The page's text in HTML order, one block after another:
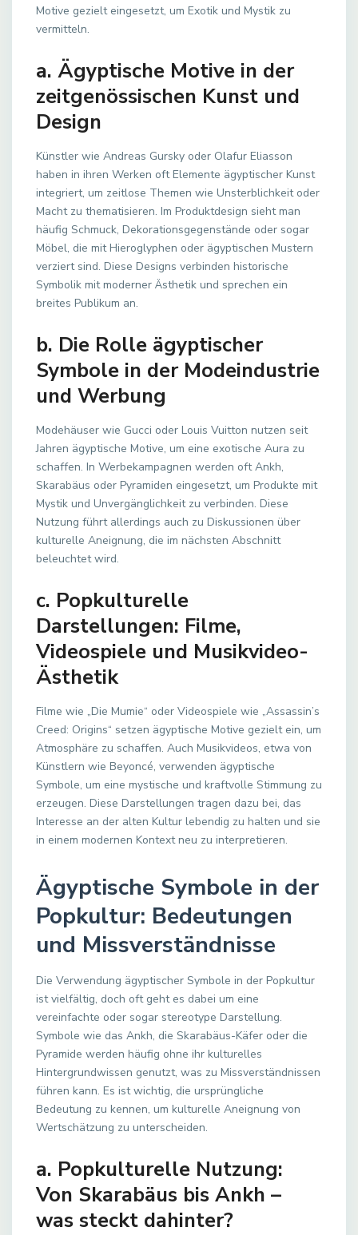
Motive gezielt eingesetzt, um Exotik und Mystik zu
vermitteln.
a. Ägyptische Motive in der
zeitgenössischen Kunst und
Design
Künstler wie Andreas Gursky oder Olafur Eliasson
haben in ihren Werken oft Elemente ägyptischer Kunst
integriert, um zeitlose Themen wie Unsterblichkeit oder
Macht zu thematisieren. Im Produktdesign sieht man
häufig Schmuck, Dekorationsgegenstände oder sogar
Möbel, die mit Hieroglyphen oder ägyptischen Mustern
verziert sind. Diese Designs verbinden historische
Symbolik mit moderner Ästhetik und sprechen ein
breites Publikum an.
b. Die Rolle ägyptischer
Symbole in der Modeindustrie
und Werbung
Modehäuser wie Gucci oder Louis Vuitton nutzen seit
Jahren ägyptische Motive, um eine exotische Aura zu
schaffen. In Werbekampagnen werden oft Ankh,
Skarabäus oder Pyramiden eingesetzt, um Produkte mit
Mystik und Unvergänglichkeit zu verbinden. Diese
Nutzung führt allerdings auch zu Diskussionen über
kulturelle Aneignung, die im nächsten Abschnitt
beleuchtet wird.
c. Popkulturelle
Darstellungen: Filme,
Videospiele und Musikvideo-
Ästhetik
Filme wie „Die Mumie“ oder Videospiele wie „Assassin’s
Creed: Origins“ setzen ägyptische Motive gezielt ein, um
Atmosphäre zu schaffen. Auch Musikvideos, etwa von
Künstlern wie Beyoncé, verwenden ägyptische
Symbole, um eine mystische und kraftvolle Stimmung zu
erzeugen. Diese Darstellungen tragen dazu bei, das
Interesse an der alten Kultur lebendig zu halten und sie
in einem modernen Kontext neu zu interpretieren.
Ägyptische Symbole in der
Popkultur: Bedeutungen
und Missverständnisse
Die Verwendung ägyptischer Symbole in der Popkultur
ist vielfältig, doch oft geht es dabei um eine
vereinfachte oder sogar stereotype Darstellung.
Symbole wie das Ankh, die Skarabäus-Käfer oder die
Pyramide werden häufig ohne ihr kulturelles
Hintergrundwissen genutzt, was zu Missverständnissen
führen kann. Es ist wichtig, die ursprüngliche
Bedeutung zu kennen, um kulturelle Aneignung von
Wertschätzung zu unterscheiden.
a. Popkulturelle Nutzung:
Von Skarabäus bis Ankh –
was steckt dahinter?